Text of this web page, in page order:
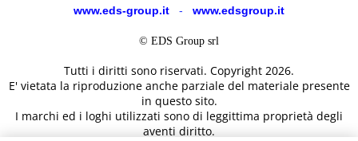
www.eds-group.it - www.edsgroup.it
© EDS Group srl
Tutti i diritti sono riservati. Copyright 2026.
E' vietata la riproduzione anche parziale del materiale presente
in questo sito.
I marchi ed i loghi utilizzati sono di leggittima proprietà degli
aventi diritto.